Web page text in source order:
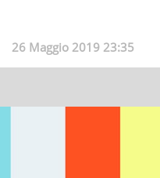
26 Maggio 2019 23:35